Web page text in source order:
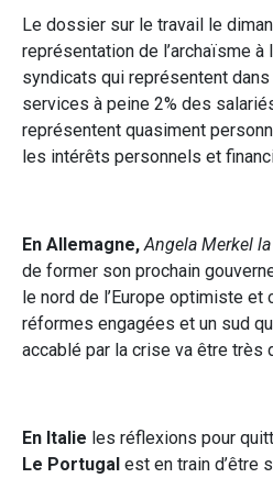
Le dossier sur le travail le
représentation de l’archaïsme à
syndicats qui représentent
services à peine 2% des
représentent quasiment
les intérêts personnels et
En Allemagne, Angela Merkel
de former son prochain
le nord de l’Europe optimiste et
réformes engagées et un sud
accablé par la crise va être très
En Italie les réflexions pour
Le Portugal est en train d’être